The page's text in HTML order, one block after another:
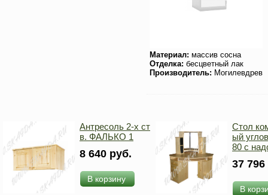
Материал: массив сосна
Отделка: бесцветный лак
Производитель: Могилевдрев
Антресоль 2-х ст
в. ФАЛЬКО 1
8 640 руб.
В корзину
Стол
ый
80 с
37
В